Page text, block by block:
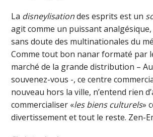
La disneylisationdes esprits est un
agit comme un puissant
sans doute des multinationales du
Comme tout bon nanar formaté par
marché de la grande distribution –
souvenez-vous -, ce centre
nouveau hors la ville, n’entend rien
commercialiser «les biens culturels»
divertissement et tout le reste. Zen-